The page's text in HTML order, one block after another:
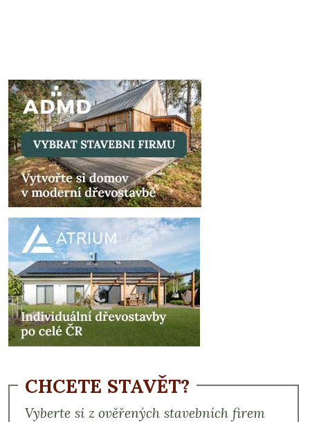
CHCETE STAVĚT?
Vyberte si z ověřených stavebních firem